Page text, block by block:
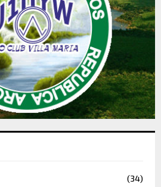
(34)